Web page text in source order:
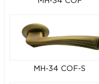
MH-34 COF-S